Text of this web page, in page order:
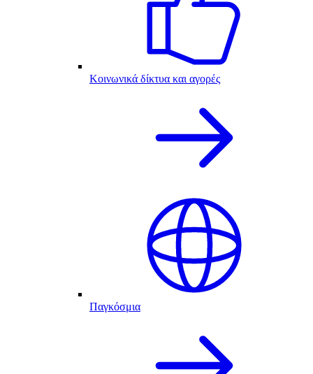
Κοινωνικά δίκτυα και αγορές
Παγκόσμια